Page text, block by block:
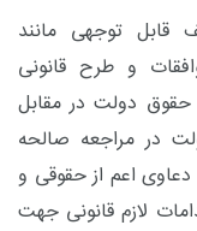
توجهی مانند
و طرح قانونی
حقوق دولت در مقابل
در مراجعه صالحه
اعم از حقوقی و
لازم قانونی جهت